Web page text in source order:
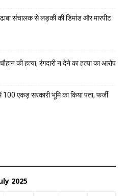
संचालक से लड़की की डिमांड और मारपीट
की हत्या, रंगदारी न देने का हत्या का आरोप
एकड़ सरकारी भूमि का किया पता, फर्जी
2025